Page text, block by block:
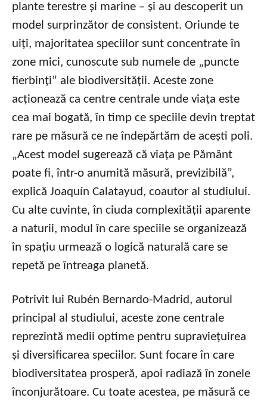
plante terestre și marine – și au descoperit un
model surprinzător de consistent. Oriunde te
uiți, majoritatea speciilor sunt concentrate în
zone mici, cunoscute sub numele de „puncte
fierbinți” ale biodiversității. Aceste zone
acționează ca centre centrale unde viața este
cea mai bogată, în timp ce speciile devin treptat
rare pe măsură ce ne îndepărtăm de acești poli.
„Acest model sugerează că viața pe Pământ
poate fi, într-o anumită măsură, previzibilă”,
explică Joaquín Calatayud, coautor al studiului.
Cu alte cuvinte, în ciuda complexității aparente
a naturii, modul în care speciile se organizează
în spațiu urmează o logică naturală care se
repetă pe întreaga planetă.
Potrivit lui Rubén Bernardo-Madrid, autorul
principal al studiului, aceste zone centrale
reprezintă medii optime pentru supraviețuirea
și diversificarea speciilor. Sunt focare în care
biodiversitatea prosperă, apoi radiază în zonele
înconjurătoare. Cu toate acestea, pe măsură ce